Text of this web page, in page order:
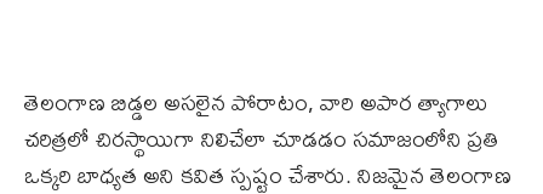
తెలంగాణ బిడ్డల అసలైన పోరాటం, వారి అపార త్యాగాలు
చరిత్రలో చిరస్థాయిగా నిలిచేలా చూడడం సమాజంలోని ప్రతి
ఒక్కరి బాధ్యత అని కవిత స్పష్టం చేశారు. నిజమైన తెలంగాణ